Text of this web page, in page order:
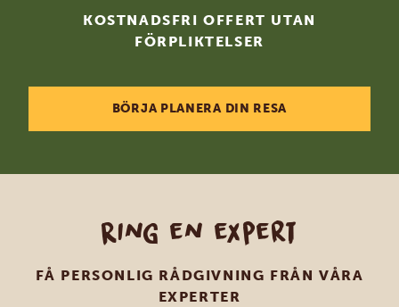
KOSTNADSFRI OFFERT UTAN
FÖRPLIKTELSER
BÖRJA PLANERA DIN RESA
Ring en expert
FÅ PERSONLIG RÅDGIVNING FRÅN VÅRA
EXPERTER